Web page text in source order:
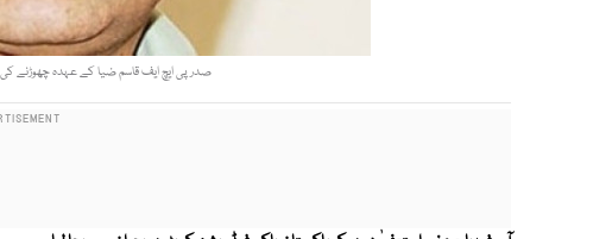
صدر پی ایچ ایف قاسم ضیا کے عہدہ چھوڑنے کی